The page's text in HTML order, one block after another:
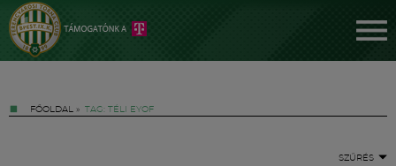
FŐOLDAL » TAG: TÉLI EYOF
SZŰRÉS